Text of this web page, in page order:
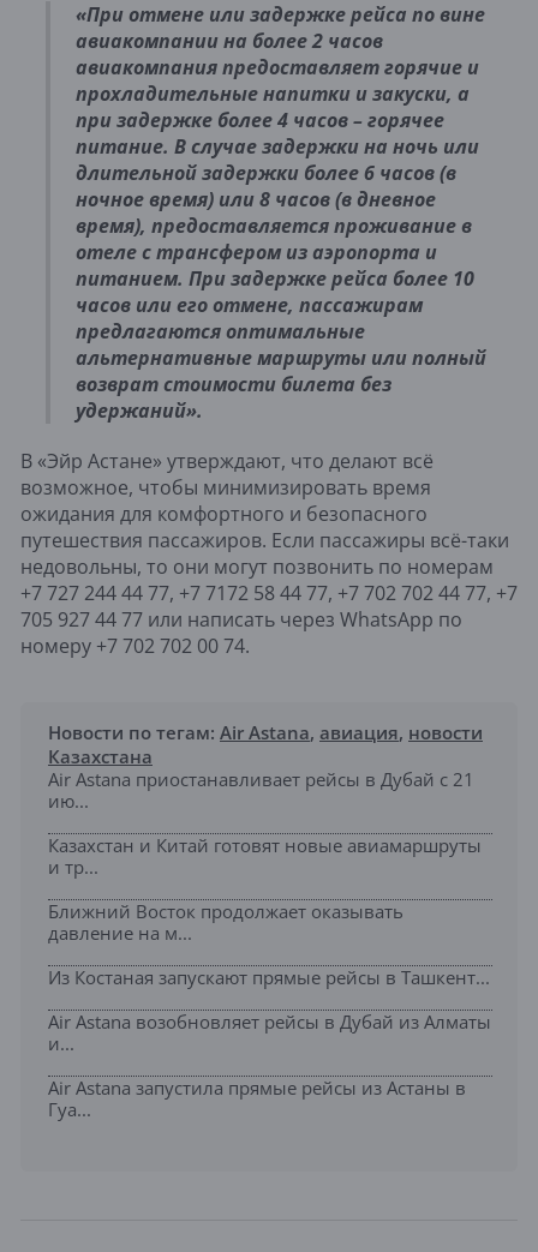
«При отмене или задержке рейса по вине
авиакомпании на более 2 часов
авиакомпания предоставляет горячие и
прохладительные напитки и закуски, а
при задержке более 4 часов – горячее
питание. В случае задержки на ночь или
длительной задержки более 6 часов (в
ночное время) или 8 часов (в дневное
время), предоставляется проживание в
отеле с трансфером из аэропорта и
питанием. При задержке рейса более 10
часов или его отмене, пассажирам
предлагаются оптимальные
альтернативные маршруты или полный
возврат стоимости билета без
удержаний».
В «Эйр Астане» утверждают, что делают всё
возможное, чтобы минимизировать время
ожидания для комфортного и безопасного
путешествия пассажиров. Если пассажиры всё-таки
недовольны, то они могут позвонить по номерам
+7 727 244 44 77, +7 7172 58 44 77, +7 702 702 44 77, +7
705 927 44 77 или написать через WhatsApp по
номеру +7 702 702 00 74.
Новости по тегам: Air Astana, авиация, новости
Казахстана
Air Astana приостанавливает рейсы в Дубай с 21
ию...
Казахстан и Китай готовят новые авиамаршруты
и тр...
Ближний Восток продолжает оказывать
давление на м...
Из Костаная запускают прямые рейсы в Ташкент...
Air Astana возобновляет рейсы в Дубай из Алматы
и...
Air Astana запустила прямые рейсы из Астаны в
Гуа...